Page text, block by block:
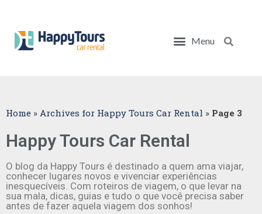
Menu
Home » Archives for Happy Tours Car Rental » Page 3
Happy Tours Car Rental
O blog da Happy Tours é destinado a quem ama viajar,
conhecer lugares novos e vivenciar experiências
inesquecíveis. Com roteiros de viagem, o que levar na
sua mala, dicas, guias e tudo o que você precisa saber
antes de fazer aquela viagem dos sonhos!